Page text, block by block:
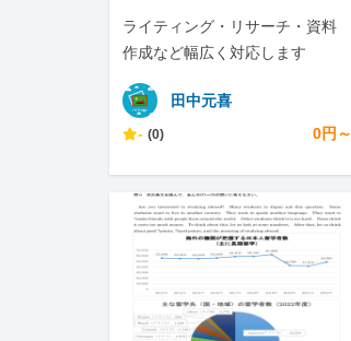
ライティング・リサーチ・資料
作成など幅広く対応します
田中元喜
- (0) 0円～